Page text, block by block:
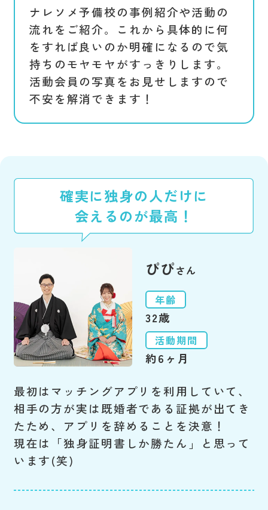
ナレソメ予備校の事例紹介や活動の
流れをご紹介。これから具体的に何
をすれば良いのか明確になるので気
持ちのモヤモヤがすっきりします。
活動会員の写真をお見せしますので
不安を解消できます！
確実に独身の人だけに
会えるのが最高！
ぴぴさん
年齢
32歳
活動期間
約6ヶ月
最初はマッチングアプリを利用していて、
相手の方が実は既婚者である証拠が出てき
たため、アプリを辞めることを決意！
現在は「独身証明書しか勝たん」と思って
います(笑)